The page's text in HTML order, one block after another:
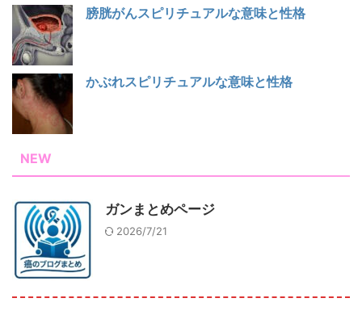
膀胱がんスピリチュアルな意味と性格
かぶれスピリチュアルな意味と性格
NEW
ガンまとめページ
2026/7/21